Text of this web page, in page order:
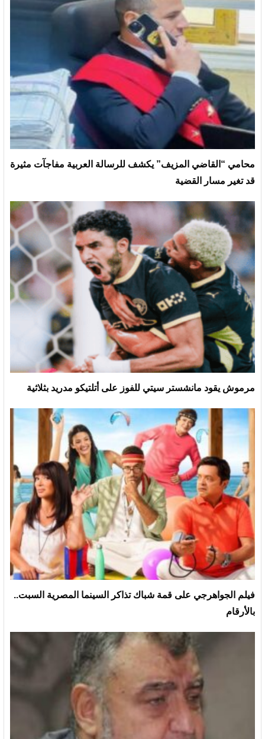
محامي “القاضي المزيف” يكشف للرسالة العربية مفاجآت مثيرة
قد تغير مسار القضية
مرموش يقود مانشستر سيتي للفوز على أتلتيكو مدريد بثلاثية
فيلم الجواهرجي على قمة شباك تذاكر السينما المصرية السبت..
بالأرقام